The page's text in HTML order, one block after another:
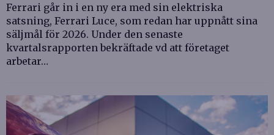
Ferrari går in i en ny era med sin elektriska
satsning, Ferrari Luce, som redan har uppnått sina
säljmål för 2026. Under den senaste
kvartalsrapporten bekräftade vd att företaget
arbetar…